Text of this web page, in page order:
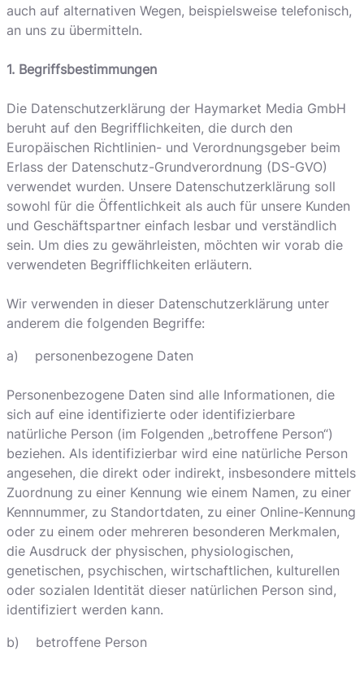
auch auf alternativen Wegen, beispielsweise telefonisch,
an uns zu übermitteln.
1. Begriffsbestimmungen
Die Datenschutzerklärung der Haymarket Media GmbH
beruht auf den Begrifflichkeiten, die durch den
Europäischen Richtlinien- und Verordnungsgeber beim
Erlass der Datenschutz-Grundverordnung (DS-GVO)
verwendet wurden. Unsere Datenschutzerklärung soll
sowohl für die Öffentlichkeit als auch für unsere Kunden
und Geschäftspartner einfach lesbar und verständlich
sein. Um dies zu gewährleisten, möchten wir vorab die
verwendeten Begrifflichkeiten erläutern.
Wir verwenden in dieser Datenschutzerklärung unter
anderem die folgenden Begriffe:
a) personenbezogene Daten
Personenbezogene Daten sind alle Informationen, die
sich auf eine identifizierte oder identifizierbare
natürliche Person (im Folgenden „betroffene Person“)
beziehen. Als identifizierbar wird eine natürliche Person
angesehen, die direkt oder indirekt, insbesondere mittels
Zuordnung zu einer Kennung wie einem Namen, zu einer
Kennnummer, zu Standortdaten, zu einer Online-Kennung
oder zu einem oder mehreren besonderen Merkmalen,
die Ausdruck der physischen, physiologischen,
genetischen, psychischen, wirtschaftlichen, kulturellen
oder sozialen Identität dieser natürlichen Person sind,
identifiziert werden kann.
b) betroffene Person